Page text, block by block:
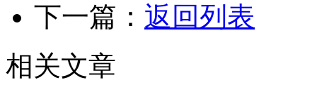
下一篇： 返回列表
相关文章